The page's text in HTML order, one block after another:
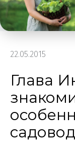
22.05.2015
Глава